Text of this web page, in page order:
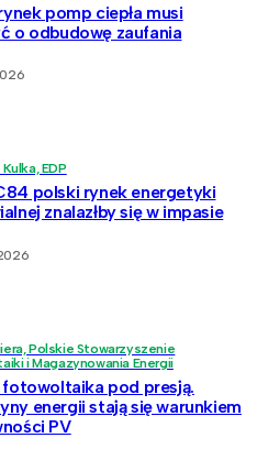
pomp ciepła musi
o odbudowę zaufania
EDP
polski rynek energetyki
znalazłby się w impasie
Polskie Stowarzyszenie
i Magazynowania Energii
fotowoltaika pod presją.
energii stają się warunkiem
PV